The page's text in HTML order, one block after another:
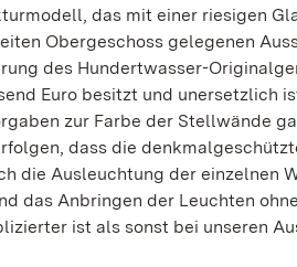
das mit einer riesigen
Obergeschoss gelegenen
des Hundertwasser-
Euro besitzt und unersetzlich
zur Farbe der Stellwände
dass die
die Ausleuchtung der einzelnen
das Anbringen der Leuchten
ist als sonst bei unseren